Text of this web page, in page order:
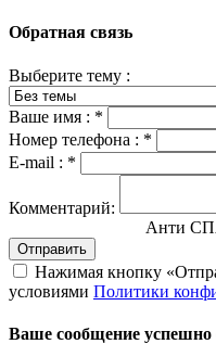
Обратная связь
Выберите тему :
Ваше имя : *
Номер телефона : *
E-mail : *
Комментарий:
Анти
Отправить
Нажимая кнопку
условиями Политики
Ваше сообщение успешно